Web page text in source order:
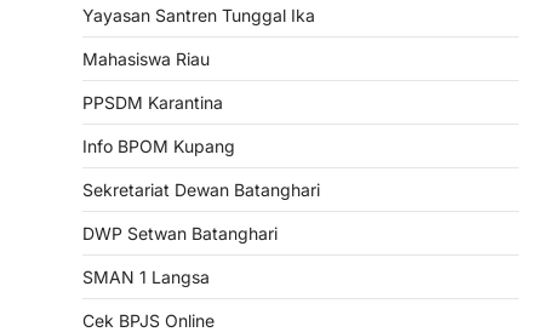
Yayasan Santren Tunggal Ika
Mahasiswa Riau
PPSDM Karantina
Info BPOM Kupang
Sekretariat Dewan Batanghari
DWP Setwan Batanghari
SMAN 1 Langsa
Cek BPJS Online